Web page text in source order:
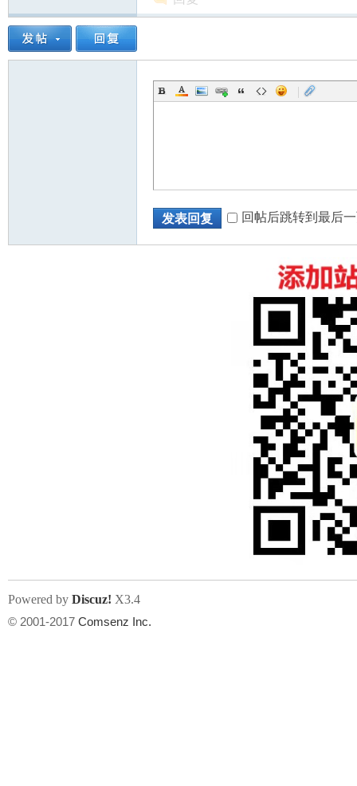
|
发表回复 回帖后跳转到最后
Powered by Discuz! X3.4
© 2001-2017 Comsenz Inc.